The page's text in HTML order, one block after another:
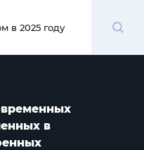
в 2025 году
в